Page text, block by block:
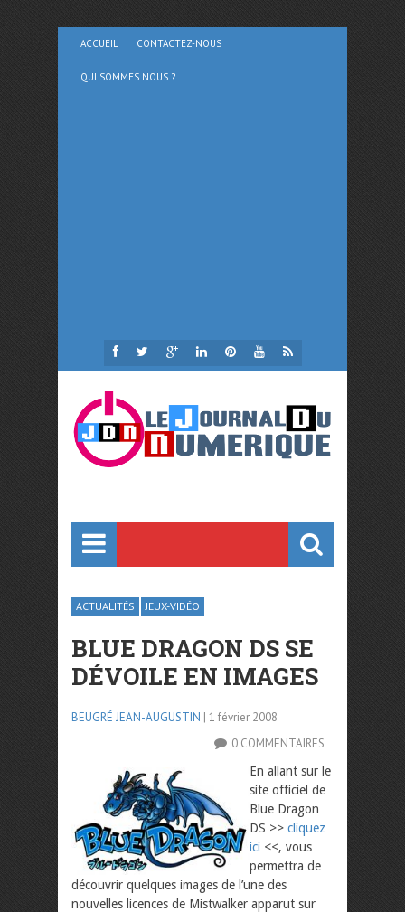
ACCUEIL CONTACTEZ-NOUS
QUI SOMMES NOUS ?
ACTUALITÉS JEUX-VIDÉO
BLUE DRAGON DS SE
DÉVOILE EN IMAGES
BEUGRÉ JEAN-AUGUSTIN | 1 février 2008
0 COMMENTAIRES
En allant sur le
site officiel de
Blue Dragon
DS >> cliquez
ici <<, vous
permettra de
découvrir quelques images de l’une des
nouvelles licences de Mistwalker apparut sur